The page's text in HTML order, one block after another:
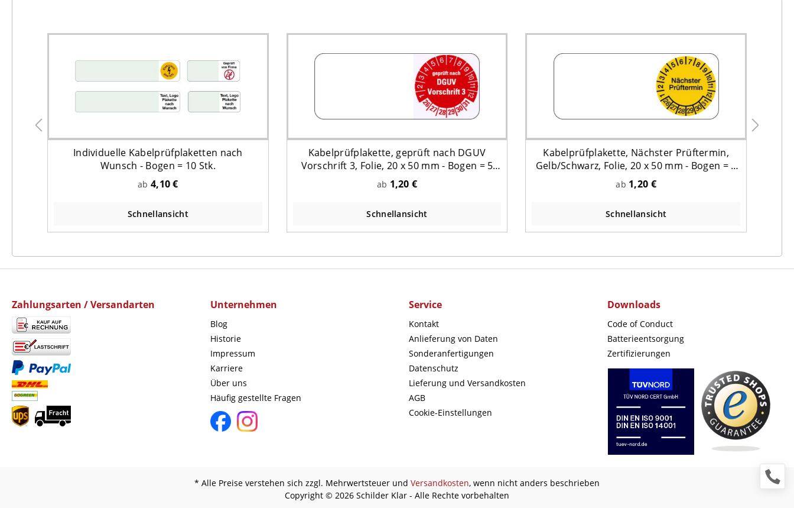
Individuelle Kabelprüfplaketten nach
Wunsch - Bogen = 10 Stk.
ab 4,10 €
Schnellansicht
Kabelprüfplakette, geprüft nach DGUV
Vorschrift 3, Folie, 20 x 50 mm - Bogen = 5
Plaketten
ab 1,20 €
Schnellansicht
Kabelprüfplakette, Nächster Prüftermin,
Gelb/Schwarz, Folie, 20 x 50 mm - Bogen = 5
Plaketten
ab 1,20 €
Schnellansicht
Zahlungsarten / Versandarten Unternehmen
Blog
Historie
Impressum
Karriere
Über uns
Häufig gestellte Fragen
Service
Kontakt
Anlieferung von Daten
Sonderanfertigungen
Datenschutz
Lieferung und Versandkosten
AGB
Cookie-Einstellungen
Downloads
Code of Conduct
Batterieentsorgung
Zertifizierungen
* Alle Preise verstehen sich zzgl. Mehrwertsteuer und Versandkosten, wenn nicht anders beschrieben
Copyright © 2026 Schilder Klar - Alle Rechte vorbehalten